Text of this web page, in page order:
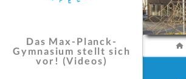
Das Max-Planck-
Gymnasium stellt sich
vor! (Videos)